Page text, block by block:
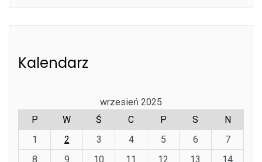
Kalendarz
wrzesień 2025
P
W Ś C P S
N
1
2 3 4 5 6
7
8
9 10 11 12 13
14